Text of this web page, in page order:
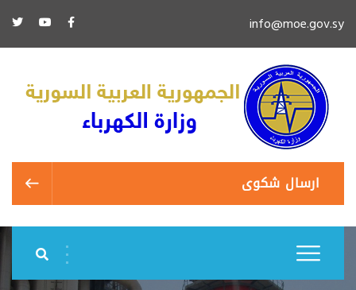
info@moe.gov.sy
ارسال شكوى